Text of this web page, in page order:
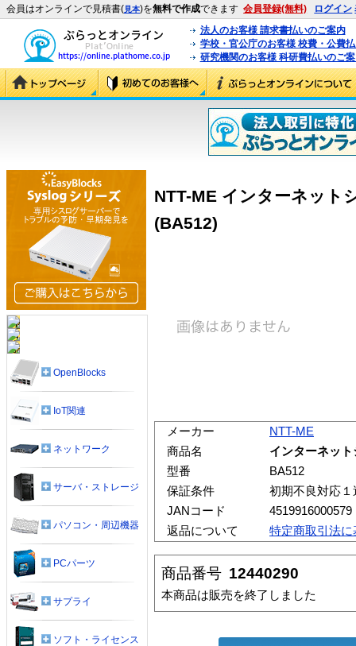
会員はオンラインで見積書(見本)を無料で作成できます 会員登録(無料) ログイン
法人のお客様 請求書払いのご案内
学校・官公庁のお客様 校費・公費
研究機関のお客様 科研費払いのご
NTT-ME インターネット
(BA512)
メーカー
NTT-ME
商品名
インターネッ
型番
BA512
保証条件
初期不良対応
JANコード
4519916000579
返品について
特定商取引法
商品番号 12440290
本商品は販売を終了しました
OpenBlocks
IoT関連
ネットワーク
サーバ・ストレージ
パソコン・周辺機器
PCパーツ
サプライ
ソフト・ライセンス